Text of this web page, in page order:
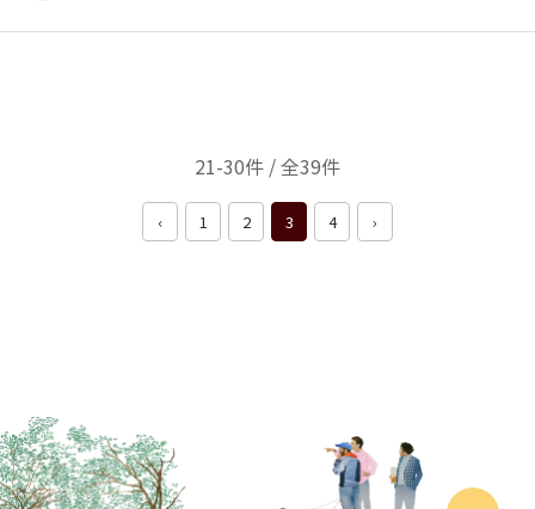
21-30件 / 全39件
‹ 1 2 3 4 ›